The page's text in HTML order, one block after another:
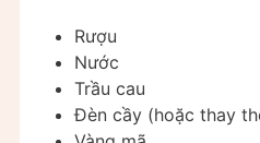
Rượu
Nước
Trầu cau
Đèn cầy (hoặc thay